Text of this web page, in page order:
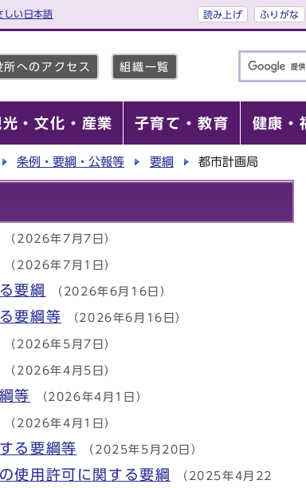
しい日本語 読み上げ ふりがな
所へのアクセス 組織一覧
光・文化・産業 子育て・教育 健康・
条例・要綱・公報等 要綱 都市計画局
（2026年7月7日）
（2026年7月1日）
要綱 （2026年6月16日）
要綱等 （2026年6月16日）
（2026年5月7日）
（2026年4月5日）
等 （2026年4月1日）
（2026年4月1日）
る要綱等 （2025年5月20日）
使用許可に関する要綱 （2025年4月22